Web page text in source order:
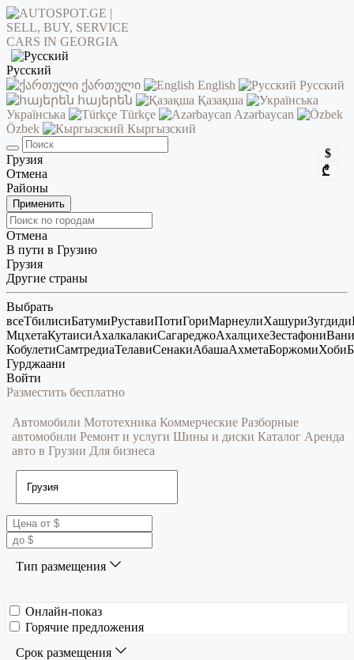
Русский
ქართული
English
Русский
հայերեն
Қазақша
Українська
Türkçe
Azərbaycan
Özbek
Кыргызский
$
₾
Грузия
Отмена
Районы
Применить
Отмена
В пути в Грузию
Грузия
Другие страны
Выбрать
всеТбилисиБатумиРуставиПотиГориМарнеулиХашуриЗугдиди
МцхетаКутаисиАхалкалакиСагареджоАхалцихеЗестафониВани
КобулетиСамтредиаТелавиСенакиАбашаАхметаБоржомиХоби
Гурджаани
Войти
Разместить бесплатно
Автомобили Мототехника Коммерческие Разборные
автомобили Ремонт и услуги Шины и диски Каталог Аренда
авто в Грузии Для бизнеса
Тип размещения
Онлайн-показ
Горячие предложения
Срок размещения